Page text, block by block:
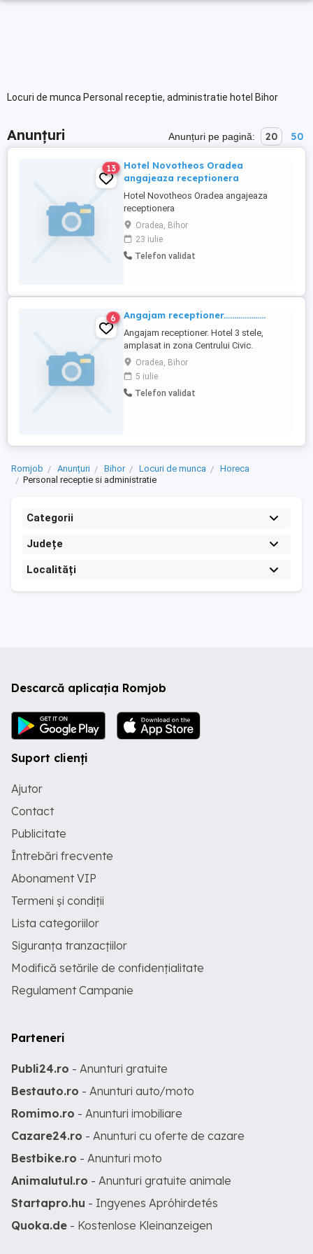
Locuri de munca Personal receptie, administratie hotel Bihor
Anunțuri Anunțuri pe pagină: 20 50
13
Hotel Novotheos Oradea
angajeaza receptionera
Hotel Novotheos Oradea angajeaza
receptionera
Oradea, Bihor
23 iulie
Telefon validat
6 Angajam receptioner....................
Angajam receptioner. Hotel 3 stele,
amplasat in zona Centrului Civic.
Schimburi - 2 - receptioner.
Oradea, Bihor
5 iulie
Telefon validat
Romjob Anunțuri Bihor Locuri de munca
Horeca
Personal receptie si administratie
Categorii
Județe
Localități
Descarcă aplicația Romjob
Suport clienți
Ajutor
Contact
Publicitate
Întrebări frecvente
Abonament VIP
Termeni și condiții
Lista categoriilor
Siguranța tranzacțiilor
Modifică setările de confidențialitate
Regulament Campanie
Parteneri
Publi24.ro - Anunturi gratuite
Bestauto.ro - Anunturi auto/moto
Romimo.ro - Anunturi imobiliare
Cazare24.ro - Anunturi cu oferte de cazare
Bestbike.ro - Anunturi moto
Animalutul.ro - Anunturi gratuite animale
Startapro.hu - Ingyenes Apróhirdetés
Quoka.de - Kostenlose Kleinanzeigen